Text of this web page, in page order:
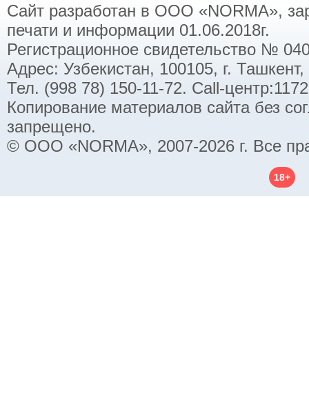
Сайт разработан в ООО «NORMA»,
печати и информации 01.06.2018г.
Регистрационное свидетельство №
Адрес: Узбекистан, 100105, г.
Тел. (998 78) 150-11-72. Call-
Копирование материалов сайта без
запрещено.
© ООО «NORMA», 2007-2026 г. Все
18+